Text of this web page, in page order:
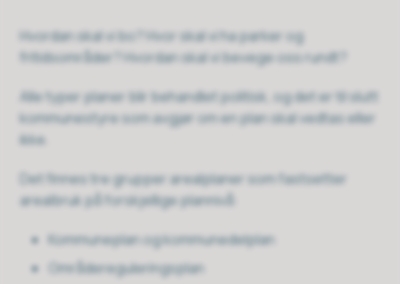
Hvordan skal vi bo? Hvor skal vi ha parker og
fritidsområder? Hvordan skal vi bevege oss rundt?
Alle typer planer blir behandlet politisk, og det er til slutt
kommunestyre som avgjør om en plan skal vedtas eller
ikke.
Det finnes tre grupper arealplaner som fastsetter
arealbruk på forskjellige plannivå:
Kommuneplan og kommunedelplan
Områdereguleringsplan